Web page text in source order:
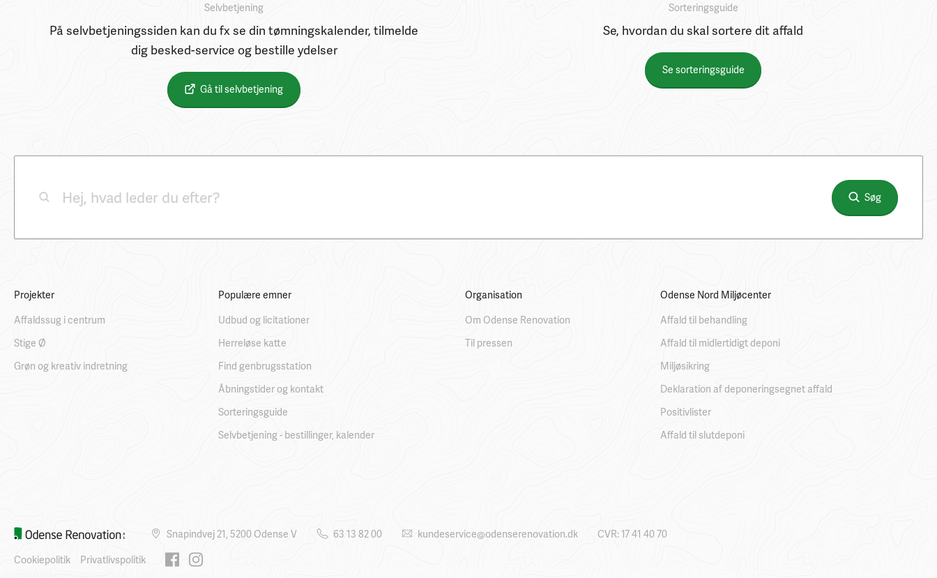
Selvbetjening
På selvbetjeningssiden kan du fx se din tømningskalender, tilmelde
dig besked-service og bestille ydelser
Gå til selvbetjening
Sorteringsguide
Se, hvordan du skal sortere dit affald
Se sorteringsguide
Søg
Projekter
Affaldssug i centrum
Stige Ø
Grøn og kreativ indretning
Populære emner
Udbud og licitationer
Herreløse katte
Find genbrugsstation
Åbningstider og kontakt
Sorteringsguide
Selvbetjening - bestillinger, kalender
Organisation
Om Odense Renovation
Til pressen
Odense Nord Miljøcenter
Affald til behandling
Affald til midlertidigt deponi
Miljøsikring
Deklaration af deponeringsegnet affald
Positivlister
Affald til slutdeponi
Snapindvej 21, 5200 Odense V 63 13 82 00 kundeservice@odenserenovation.dk
CVR: 17 41 40 70
Cookiepolitik
Privatlivspolitik